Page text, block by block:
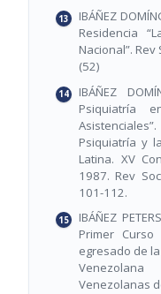
IBÁÑEZ
Residencia
Nacional”.
(52)
IBÁÑEZ
Psiquiatría
Psiquiatría y
Latina. XV
1987. Rev
101-112.
IBÁÑEZ
Primer
egresado de
Venezolanas